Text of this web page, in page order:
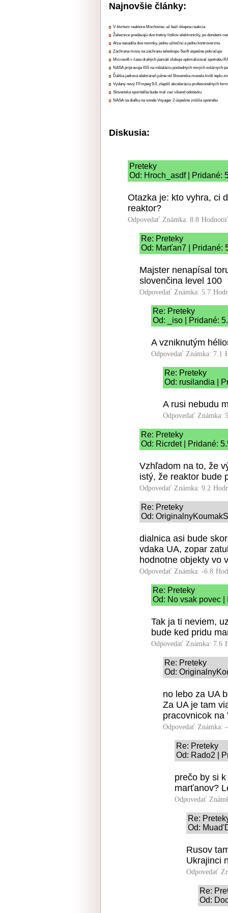
Najnovšie články:
V štvrtom reaktore Mochoviec už beží štiepna reakcia
Železnice predávajú dve tretiny lístkov elektronicky, po donútení
Alza nasadila dve novinky, jednu užitočnú a jednu kontroverznú
Záchrana misie na záchranu teleskopu Swift úspešne pokračuje
Microsoft v čase drahých pamätí sľubuje optimalizovať spotrebu
NASA pripravuje ISS na inštaláciu posledných nových solárnych
Ďalšia jadrová elektráreň južne od Slovenska musela kvôli teplu
Vydaný nový FFmpeg 9.0, zlepšil akceleráciu profesionálnych
Slovenská sporiteľňa bude mať cez víkend odstávku
NASA na diaľku na sonde Voyager 2 úspešne znížila spotrebu
Diskusia:
Preteky
Od: Hroch_asdf | Pridané:
Otazka je: kto vyhra, ci
reaktor?
Odpovedať Známka: 8.8
Re: Preteky
Od: Marťan7 | Pridané:
Majster nenapísal
slovenčina level 100
Odpovedať Známka: 5.7
Re: Preteky
Od: _iso | Pridané:
A vzniknutým
Odpovedať Známka: 7.1
Re: Preteky
Od: rusilandia |
A rusi nebudu
Odpovedať Známka:
Re: Preteky
Od: Ricrdet | Pridané:
Vzhľadom na to, že
istý, že reaktor bude
Odpovedať Známka: 9.2
Re: Preteky
Od:
dialnica asi bude
vdaka UA, zopar
hodnotne objekty vo
Odpovedať Známka: -6.8
Re: Preteky
Od: No vsak povec
Tak ja ti neviem,
bude ked pridu
Odpovedať Známka: 7.6
Re: Preteky
Od:
no lebo za UA
Za UA je tam
pracovnicok na
Odpovedať Známka:
Re: Preteky
Od: Rado2 |
prečo by si
marťanov?
Odpovedať
Re:
Od:
Rusov
Ukrajinci
Odpovedať
Re:
Od: